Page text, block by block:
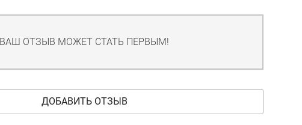
ВАШ ОТЗЫВ МОЖЕТ СТАТЬ ПЕРВЫМ!
ДОБАВИТЬ ОТЗЫВ